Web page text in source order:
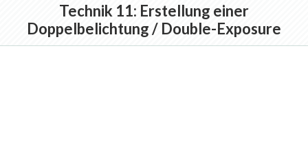
Technik 11: Erstellung einer
Doppelbelichtung / Double-Exposure